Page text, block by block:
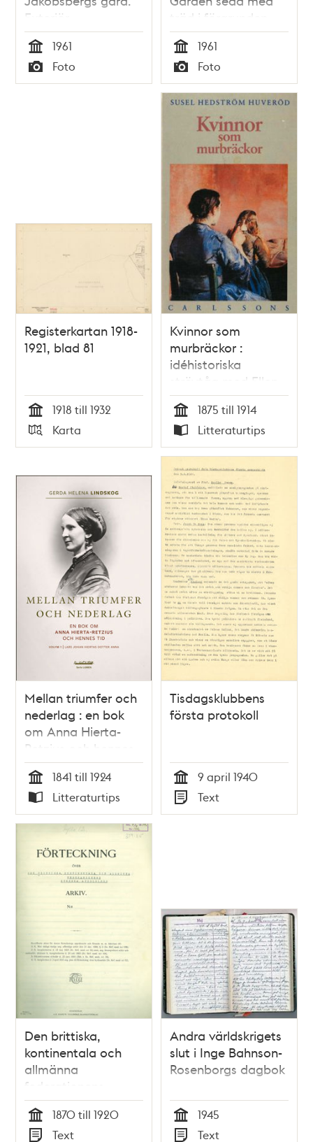
Exteriör
Tid
1961
Typ
Foto
träd i förgrunden
Tid
1961
Typ
Foto
Registerkartan 1918-
1921, blad 81
Tid
1918 till 1932
Typ
Karta
Kvinnor som
murbräckor :
idéhistoriska
strövtåg med Ellen
Key som
referenspunkt /
Susel Hedström
Huveröd
Tid
1875 till 1914
Typ
Litteraturtips
Mellan triumfer och
nederlag : en bok
om Anna Hierta-
Retzius och hennes
tid. Volym 1. Lars
Johan Hiertas
dotter Anna /
Gerda Helena
Lindskog
Tid
1841 till 1924
Typ
Litteraturtips
Tisdagsklubbens
första protokoll
Tid
9 april 1940
Typ
Text
Den brittiska,
kontinentala och
allmänna
federationens
svenska avdelnings
arkiv
Tid
1870 till 1920
Text
Andra världskrigets
slut i Inge Bahnson-
Rosenborgs dagbok
Tid
1945
Text